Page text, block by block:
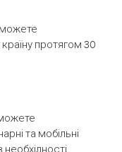
протягом 30
та мобільні